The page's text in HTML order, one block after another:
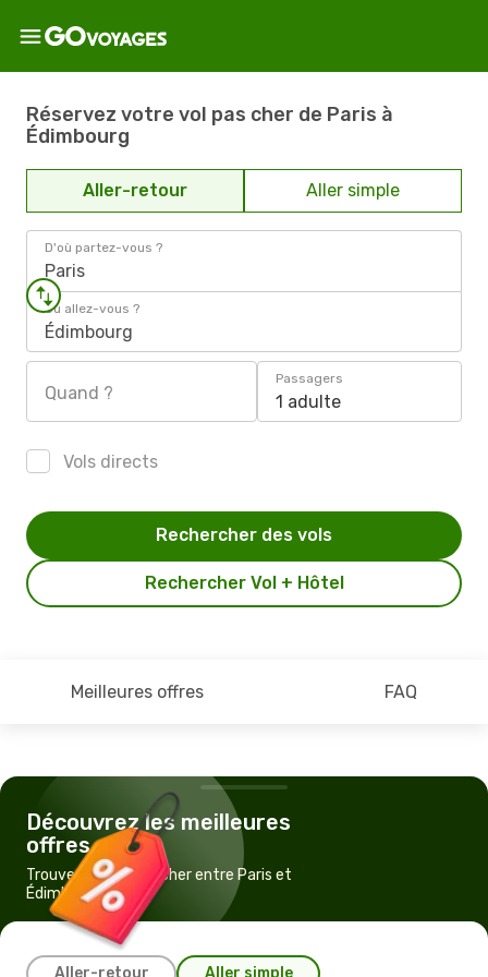
Réservez votre vol pas cher de Paris à
Édimbourg
Aller-retour Aller simple
D'où partez-vous ?
Paris
Où allez-vous ?
Édimbourg
Quand ?
Passagers
1 adulte
Vols directs
Rechercher Vol + Hôtel
Rechercher des vols
Meilleures offres FAQ
Découvrez les meilleures
offres
Trouvez un vol pas cher entre Paris et
Édimbourg
Aller-retour Aller simple